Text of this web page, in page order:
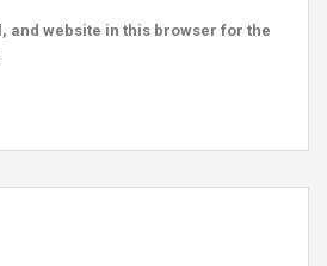
and website in this browser for the